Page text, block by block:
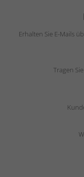
Erhalten Sie E-Mails
Tragen